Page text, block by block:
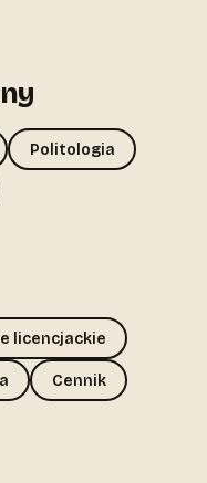
Politologia
licencjackie
Cennik